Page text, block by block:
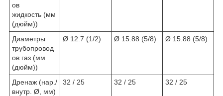
ов
жидкость (мм
(дюйм))
Диаметры
трубопровод
ов газ (мм
(дюйм))
Ø 12.7 (1/2) Ø 15.88 (5/8) Ø 15.88 (5/8)
Дренаж (нар./
внутр. Ø, мм)
32 / 25 32 / 25 32 / 25